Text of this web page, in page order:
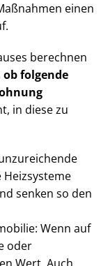
einen
berechnen
ob folgende
in diese zu
senken so den
Wenn auf
oder